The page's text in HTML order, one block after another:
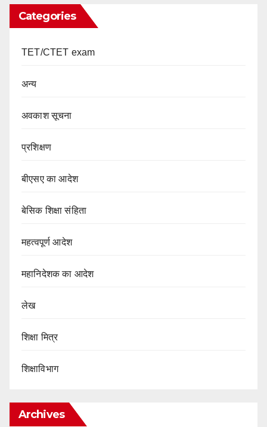
Categories
TET/CTET exam
अन्य
अवकाश सूचना
प्रशिक्षण
बीएसए का आदेश
बेसिक शिक्षा संहिता
महत्वपूर्ण आदेश
महानिदेशक का आदेश
लेख
शिक्षा मित्र
शिक्षाविभाग
Archives